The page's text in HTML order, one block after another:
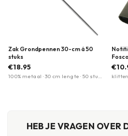
Zak Grondpennen 30-cm á 50
stuks
€18.95
100% metaal · 30 cm lengte · 50 stuks
HEB JE VRAGEN OVER